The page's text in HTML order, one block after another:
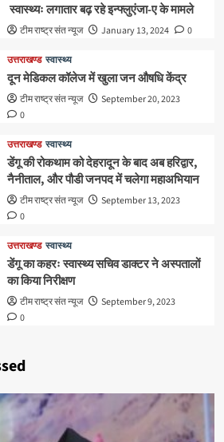
स्वास्थ्यः लगातार बढ़ रहे इन्फ्लुएंजा-ए के मामले
टीम राष्ट्र संत न्यूज January 13, 2024 0
उत्तराखण्ड स्वास्थ्य
दून मेडिकल कॉलेज में खुला जन औषधि केंद्र
टीम राष्ट्र संत न्यूज
September 20, 2023
0
उत्तराखण्ड स्वास्थ्य
डेंगू की रोकथाम को देहरादून के बाद अब हरिद्वार,
नैनीताल, और पौडी जनपद में चलेगा महाअभियान
टीम राष्ट्र संत न्यूज
September 13, 2023
0
उत्तराखण्ड स्वास्थ्य
डेंगू का कहरः स्वास्थ्य सचिव डाक्टर ने अस्पतालों
का किया निरीक्षण
टीम राष्ट्र संत न्यूज
September 9, 2023
0